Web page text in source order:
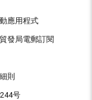
應用程式
發局電郵訂閱
則
号